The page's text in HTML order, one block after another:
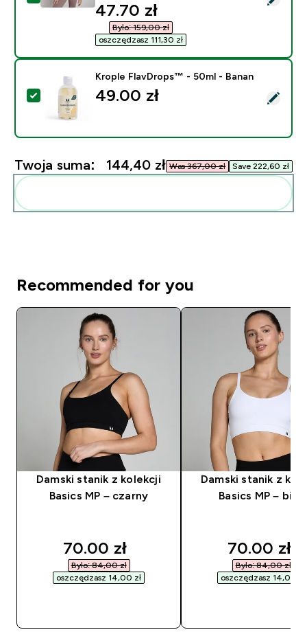
discounted price
47.70 zł‎
Było: 159,00 zł‎
oszczędzasz 111,30 zł‎
Wybierz ten produkt - Krople FlavDrops™ - 50ml -
Krople FlavDrops™ - 50ml - Banan
49.00 zł‎
Twoja suma: 144,40 zł‎ Was 367,00 zł‎ Save 222,60 zł‎
Recommended for you
Damski stanik z kolekcji
Basics MP – czarny
discounted price
70.00 zł‎
Było: 84,00 zł‎
oszczędzasz 14,00 zł‎
Damski stanik z
Basics MP – biały
70.00 zł‎
Było: 84,00 zł‎
oszczędzasz 14,00 zł‎